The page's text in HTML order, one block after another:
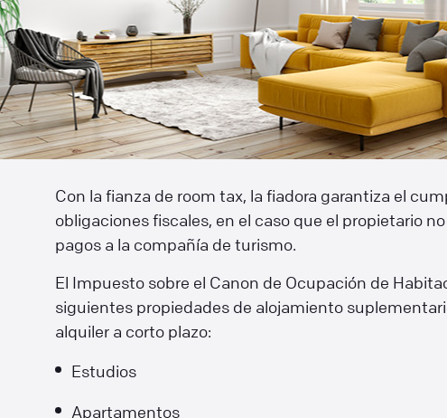
Con la fianza de room tax, la fiadora garantiza el
obligaciones fiscales, en el caso que el propietario
pagos a la compañía de turismo.
El Impuesto sobre el Canon de Ocupación de
siguientes propiedades de alojamiento
alquiler a corto plazo:
Estudios
Apartamentos